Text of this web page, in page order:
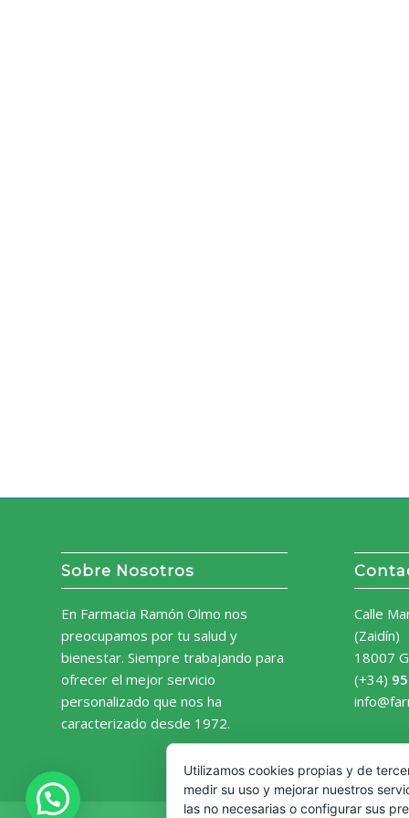
Sobre Nosotros
En Farmacia Ramón Olmo nos
preocupamos por tu salud y
bienestar. Siempre trabajando para
ofrecer el mejor servicio
personalizado que nos ha
caracterizado desde 1972.
Calle
(Zaidín)
18007
(+34)
Utilizamos cookies propias y de
medir su uso y mejorar nuestros
las no necesarias o configurar sus